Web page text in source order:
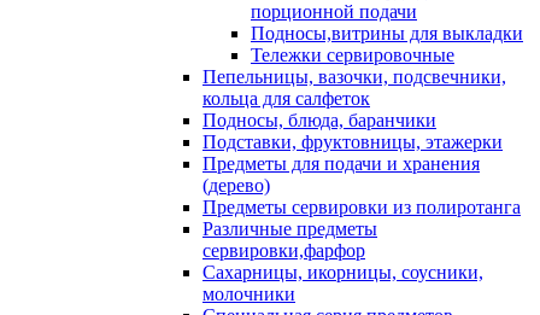
порционной подачи
Подносы,витрины для выкладки
Тележки сервировочные
Пепельницы, вазочки, подсвечники,
кольца для салфеток
Подносы, блюда, баранчики
Подставки, фруктовницы, этажерки
Предметы для подачи и хранения
(дерево)
Предметы сервировки из полиротанга
Различные предметы
сервировки,фарфор
Сахарницы, икорницы, соусники,
молочники